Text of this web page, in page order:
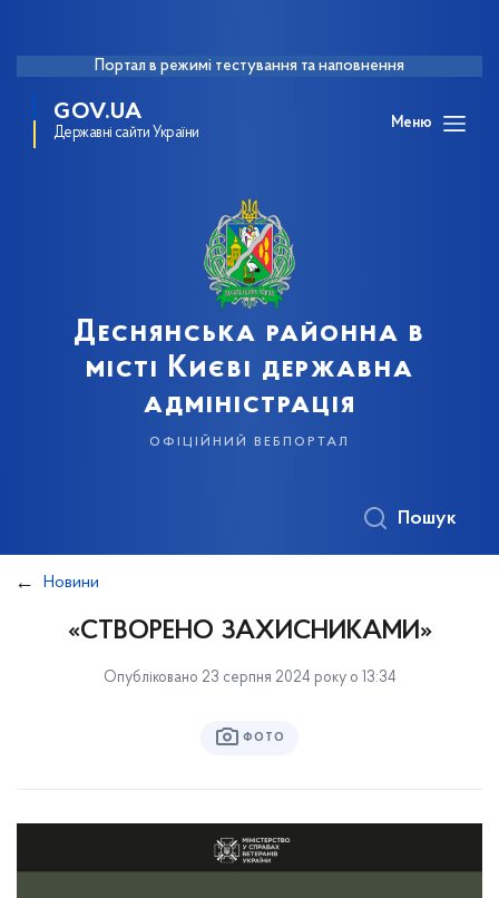
Портал в режимі тестування та наповнення
GOV.UA
Державні сайти України
Меню
Деснянська районна в
місті Києві державна
адміністрація
офіційний вебпортал
Пошук
Новини
«СТВОРЕНО ЗАХИСНИКАМИ»
Опубліковано 23 серпня 2024 року о 13:34
ФОТО